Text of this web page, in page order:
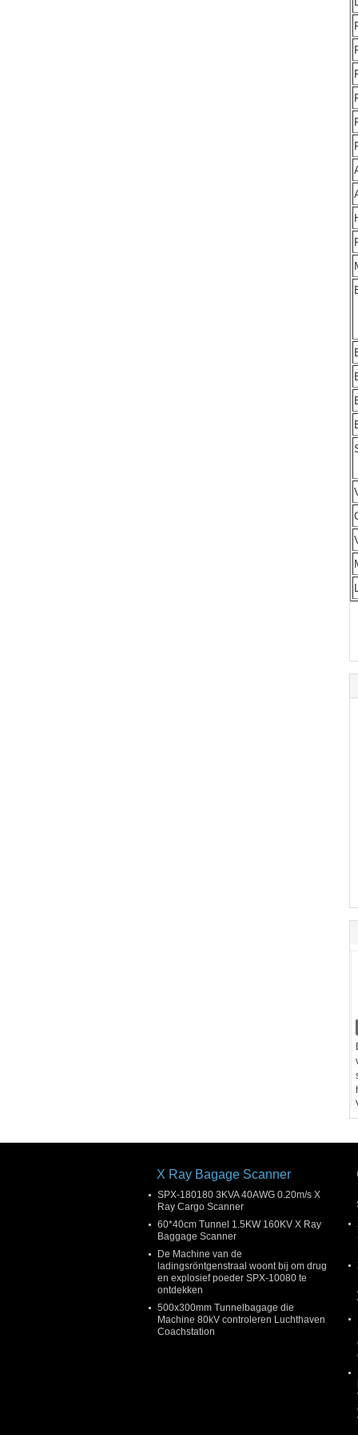
X Ray Bagage Scanner
SPX-180180 3KVA 40AWG 0.20m/s X
Ray Cargo Scanner
60*40cm Tunnel 1.5KW 160KV X Ray
Baggage Scanner
De Machine van de
ladingsröntgenstraal woont bij om drug
en explosief poeder SPX-10080 te
ontdekken
500x300mm Tunnelbagage die
Machine 80kV controleren Luchthaven
Coachstation